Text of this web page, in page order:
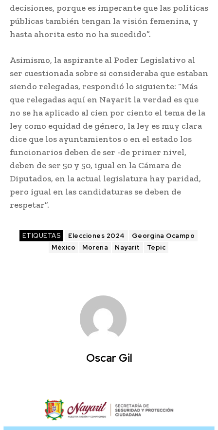
decisiones, porque es imperante que las políticas
públicas también tengan la visión femenina, y
hasta ahorita esto no ha sucedido”.
Asimismo, la aspirante al Poder Legislativo al
ser cuestionada sobre si consideraba que estaban
siendo relegadas, respondió lo siguiente: “Más
que relegadas aquí en Nayarit la verdad es que
no se ha aplicado al cien por ciento el tema de la
ley como equidad de género, la ley es muy clara
dice que los ayuntamientos o en el estado los
funcionarios deben de ser -de primer nivel,
deben de ser 50 y 50, igual en la Cámara de
Diputados, en la actual legislatura hay paridad,
pero igual en las candidaturas se deben de
respetar”.
ETIQUETAS Elecciones 2024
Georgina Ocampo
México
Morena Nayarit Tepic
Oscar Gil